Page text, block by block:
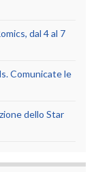
dal 4 al 7
Comunicate le
dello Star